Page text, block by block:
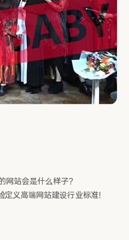
站会是什么样子？
义高端网站建设行业标准！